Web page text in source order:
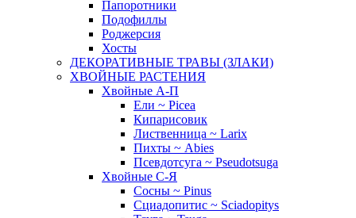
Папоротники
Подофиллы
Роджерсия
Хосты
ДЕКОРАТИВНЫЕ ТРАВЫ (ЗЛАКИ)
ХВОЙНЫЕ РАСТЕНИЯ
Хвойные А-П
Ели ~ Picea
Кипарисовик
Лиственница ~ Larix
Пихты ~ Abies
Псевдотсуга ~ Pseudotsuga
Хвойные С-Я
Сосны ~ Pinus
Сциадопитис ~ Sciadopitys